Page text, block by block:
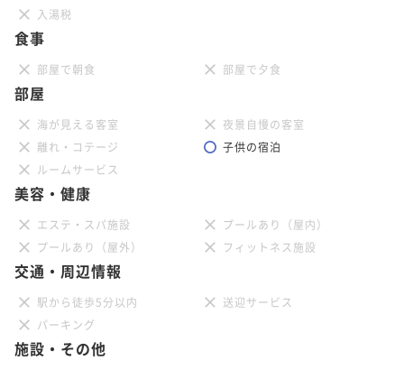
入湯税
食事
部屋で朝食 部屋で夕食
部屋
海が見える客室
夜景自慢の客室
離れ・コテージ
子供の宿泊
ルームサービス
美容・健康
エステ・スパ施設
プールあり（屋内）
プールあり（屋外）
フィットネス施設
交通・周辺情報
駅から徒歩5分以内
送迎サービス
パーキング
施設・その他